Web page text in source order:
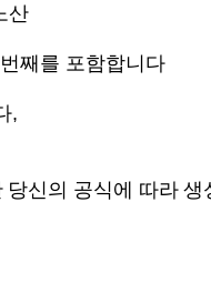
산
째를 포함합니다
,
당신의 공식에 따라 생